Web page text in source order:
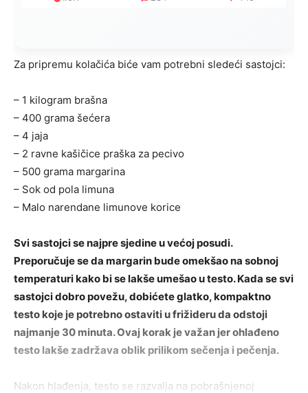
Za pripremu kolačića biće vam potrebni sledeći sastojci:
– 1 kilogram brašna
– 400 grama šećera
– 4 jaja
– 2 ravne kašičice praška za pecivo
– 500 grama margarina
– Sok od pola limuna
– Malo narendane limunove korice
Svi sastojci se najpre sjedine u većoj posudi.
Preporučuje se da margarin bude omekšao na sobnoj
temperaturi kako bi se lakše umešao u testo. Kada se svi
sastojci dobro povežu, dobićete glatko, kompaktno
testo koje je potrebno ostaviti u frižideru da odstoji
najmanje 30 minuta. Ovaj korak je važan jer ohlađeno
testo lakše zadržava oblik prilikom sečenja i pečenja.
Nakon hlađenja, testo se razvalja na pobrašnjenoj